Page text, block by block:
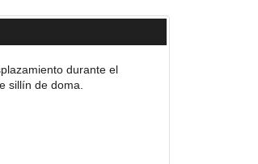
durante el
sillín de doma.